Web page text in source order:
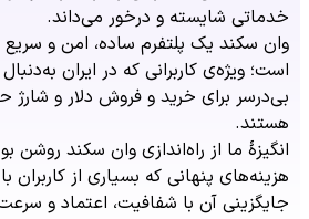
خدماتی شایسته و درخور می‌داند.
وان سکند یک پلتفرم ساده، امن و سریع
است؛ ویژه‌ی کاربرانی که در ایران
بی‌درسر برای خرید و فروش دلار و شارژ
هستند.
انگیزهٔ ما از راه‌اندازی وان سکند روشن
هزینه‌های پنهانی که بسیاری از کاربران
جایگزینی آن با شفافیت، اعتماد و